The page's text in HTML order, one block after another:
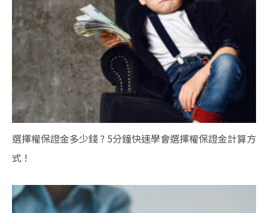
選擇權保證金多少錢 ? 5分鐘快速學會選擇權保證金計算方
式 !